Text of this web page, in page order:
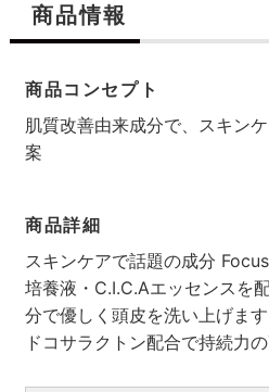
商品情報
商品コンセプト
肌質改善由来成分で、スキン
案
商品詳細
スキンケアで話題の成分
培養液・C.I.C.Aエッセンスを
分で優しく頭皮を洗い上げます
ドコサラクトン配合で持続力